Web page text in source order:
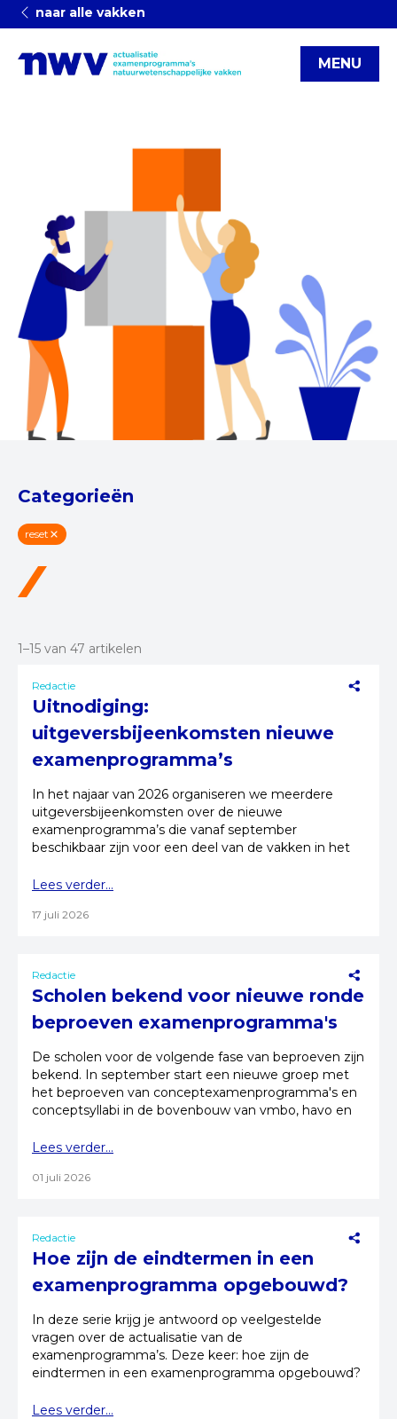
naar alle vakken
MENU
1–15 van 47 artikelen
Redactie
Uitnodiging:
uitgeversbijeenkomsten nieuwe
examenprogramma’s
In het najaar van 2026 organiseren we meerdere
uitgeversbijeenkomsten over de nieuwe
examenprogramma’s die vanaf september
beschikbaar zijn voor een deel van de vakken in het
Lees verder...
17 juli 2026
Redactie
Scholen bekend voor nieuwe ronde
beproeven examenprogramma's
De scholen voor de volgende fase van beproeven zijn
bekend. In september start een nieuwe groep met
het beproeven van conceptexamenprogramma's en
conceptsyllabi in de bovenbouw van vmbo, havo en
Lees verder...
01 juli 2026
Redactie
Hoe zijn de eindtermen in een
examenprogramma opgebouwd?
In deze serie krijg je antwoord op veelgestelde
vragen over de actualisatie van de
examenprogramma’s. Deze keer: hoe zijn de
eindtermen in een examenprogramma opgebouwd?
Lees verder...
Categorieën
reset